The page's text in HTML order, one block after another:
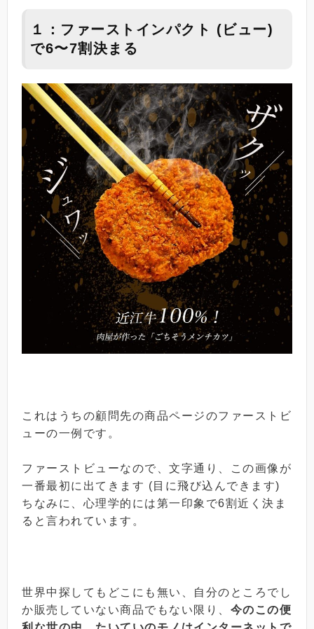
１：ファーストインパクト (ビュー)
で6〜7割決まる
これはうちの顧問先の商品ページのファーストビ
ューの一例です。
ファーストビューなので、文字通り、この画像が
一番最初に出てきます (目に飛び込んできます)
ちなみに、心理学的には第一印象で6割近く決ま
ると言われています。
世界中探してもどこにも無い、自分のところでし
か販売していない商品でもない限り、 今のこの便